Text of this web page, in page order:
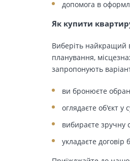
допомога в
Як купити
Виберіть найкращий
планування,
запропонують
ви бронюєте
оглядаєте об'єкт
вибираєте зручну
укладаєте договір